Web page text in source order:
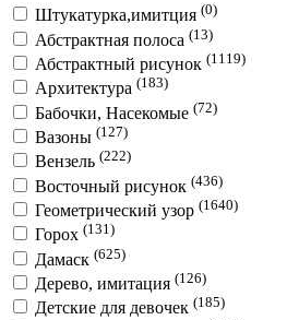
Штукатурка,имитция (0)
Абстрактная полоса (13)
Абстрактный рисунок (1119)
Архитектура (183)
Бабочки, Насекомые (72)
Вазоны (127)
Вензель (222)
Восточный рисунок (436)
Геометрический узор (1640)
Горох (131)
Дамаск (625)
Дерево, имитация (126)
Детские для девочек (185)